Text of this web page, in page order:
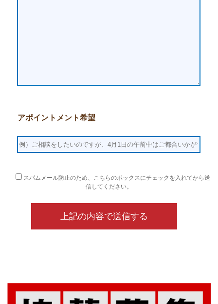
アポイントメント希望
スパムメール防止のため、こちらのボックスにチェックを入れてから送
信してください。